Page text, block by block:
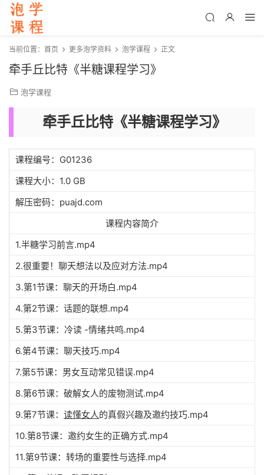
当前位置： 首页 更多泡学资料 泡学课程 正文
牵手丘比特《半糖课程学习》
泡学课程
牵手丘比特《半糖课程学习》
课程编号：G01236
课程大小：1.0 GB
解压密码：puajd.com
课程内容简介
1.半糖学习前言.mp4
2.很重要！聊天想法以及应对方法.mp4
3.第1节课：聊天的开场白.mp4
4.第2节课：话题的联想.mp4
5.第3节课：冷读 -情绪共鸣.mp4
6.第4节课：聊天技巧.mp4
7.第5节课：男女互动常见错误.mp4
8.第6节课：破解女人的废物测试.mp4
9.第7节课： 读懂女人的真假兴趣及邀约技巧.mp4
10.第8节课：邀约女生的正确方式.mp4
11.第9节课：转场的重要性与选择.mp4